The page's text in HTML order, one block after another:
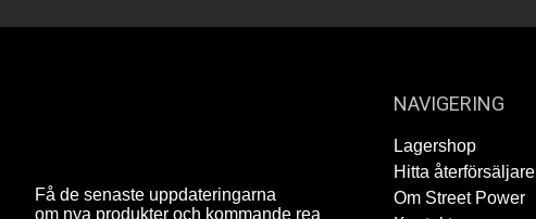
Få de senaste uppdateringarna
om nya produkter och kommande rea
NAVIGERING
Lagershop
Hitta återförsäljare
Om Street Power